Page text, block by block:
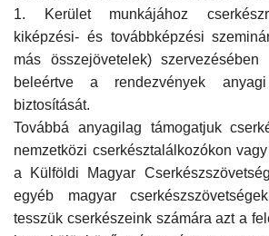
Napló postája
Galéria
Újság Archívum
Emlékezzünk †
Nyelv
1. Kerület munkájához
kiképzési- és továbbképzési
más összejövetelek) szervezésében
beleértve a rendezvények
biztosítását.
Továbbá anyagilag támogatjuk
nemzetközi cserkésztalálkozókon
a Külföldi Magyar
egyéb magyar
tesszük cserkészeink számára azt a